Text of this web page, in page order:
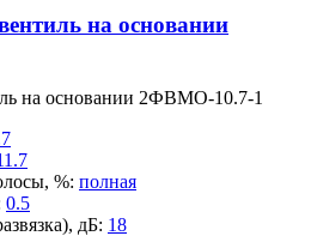
на основании
на основании 2ФВМO-10.7-1
%: полная
0.5
дБ: 18